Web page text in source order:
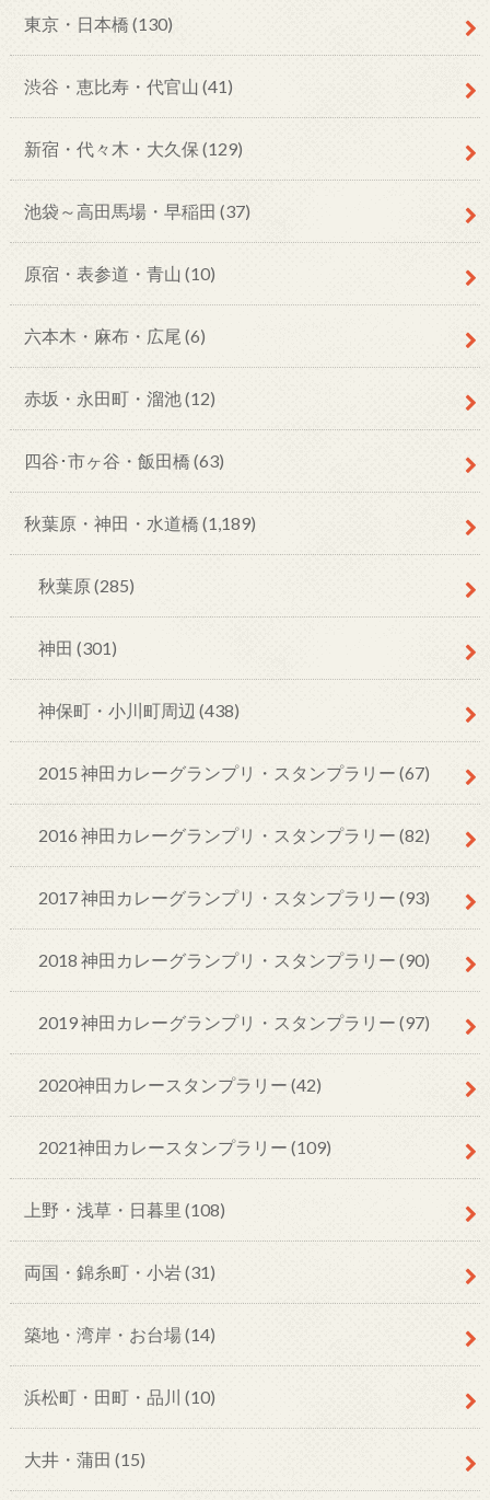
東京・日本橋 (130)
渋谷・恵比寿・代官山 (41)
新宿・代々木・大久保 (129)
池袋～高田馬場・早稲田 (37)
原宿・表参道・青山 (10)
六本木・麻布・広尾 (6)
赤坂・永田町・溜池(12)
四谷･市ヶ谷・飯田橋 (63)
秋葉原・神田・水道橋 (1,189)
秋葉原(285)
神田 (301)
神保町・小川町周辺 (438)
2015 神田カレーグランプリ・スタンプラリー (67)
2016 神田カレーグランプリ・スタンプラリー (82)
2017 神田カレーグランプリ・スタンプラリー (93)
2018 神田カレーグランプリ・スタンプラリー (90)
2019 神田カレーグランプリ・スタンプラリー (97)
2020神田カレースタンプラリー (42)
2021神田カレースタンプラリー (109)
上野・浅草・日暮里 (108)
両国・錦糸町・小岩(31)
築地・湾岸・お台場(14)
浜松町・田町・品川 (10)
大井・蒲田 (15)